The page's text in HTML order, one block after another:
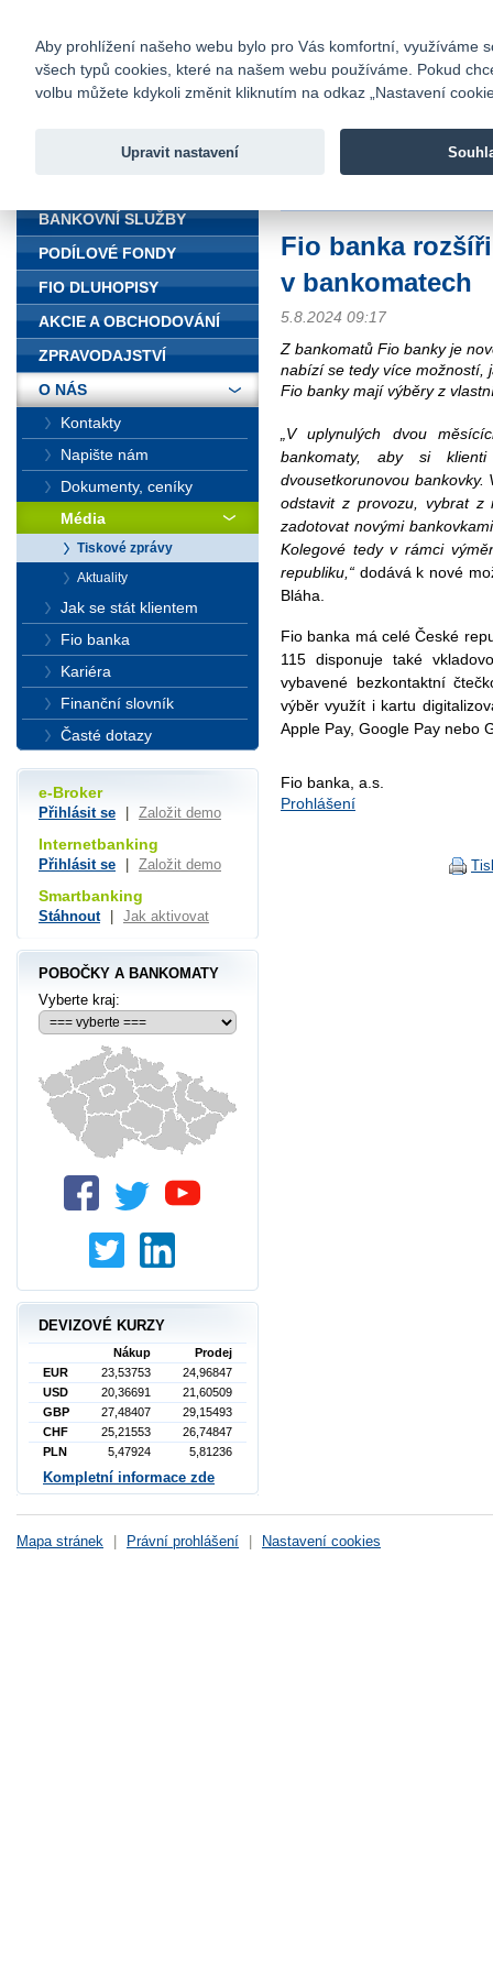
Fio banka
Fio banka
Fio banka
v bankomatech
5.8.2024 09:17
Z bankomatů Fio banky je
nabízí se tedy více možností,
Fio banky mají výběry z
„V uplynulých dvou
bankomaty, aby si
dvousetkorunovou
odstavit z provozu, vybrat z
zadotovat novými
Kolegové tedy v rámci
republiku,“ dodává k nové
Bláha.
Fio banka má celé České
115 disponuje také
vybavené bezkontaktní
výběr využít i kartu
Apple Pay, Google Pay nebo
Fio banka, a.s.
Prohlášení
BANKOVNÍ SLUŽBY
PODÍLOVÉ FONDY
FIO DLUHOPISY
AKCIE A OBCHODOVÁNÍ
ZPRAVODAJSTVÍ
O NÁS
Kontakty
Napište nám
Dokumenty, ceníky
Média
Tiskové zprávy
Aktuality
Jak se stát klientem
Fio banka
Kariéra
Finanční slovník
Časté dotazy
e-Broker
Přihlásit se Založit demo
Internetbanking
Přihlásit se Založit demo
Smartbanking
Stáhnout Jak aktivovat
POBOČKY A BANKOMATY
Vyberte kraj:
DEVIZOVÉ KURZY
Nákup
Prodej
EUR
23,53753
24,96847
USD
20,36691
21,60509
GBP
27,48407
29,15493
CHF
25,21553
26,74847
PLN
5,47924 5,81236
Kompletní informace zde
Mapa stránek Právní prohlášení Nastavení cookies
Aby prohlížení našeho webu bylo pro Vás komfortní, využíváme
všech typů cookies, které na našem webu používáme. Pokud
volbu můžete kdykoli změnit kliknutím na odkaz „Nastavení
Upravit nastavení